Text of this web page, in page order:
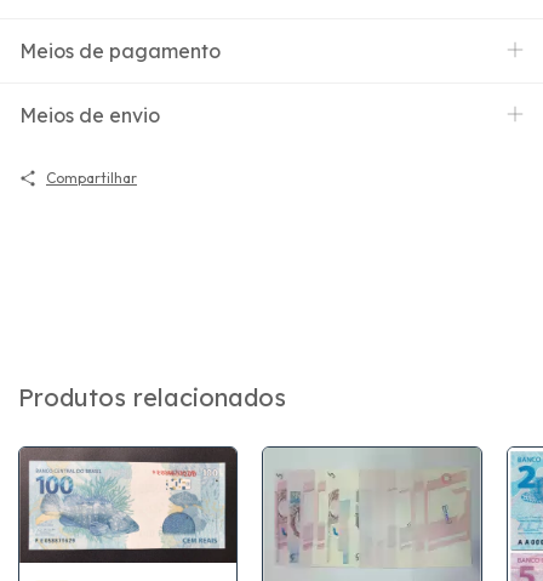
Meios de pagamento
Meios de envio
Compartilhar
Produtos relacionados